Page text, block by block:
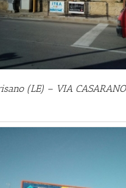
(LE) – VIA